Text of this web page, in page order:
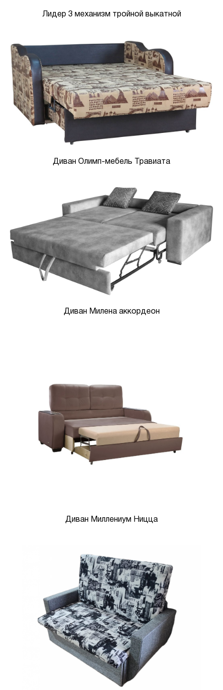
Лидер 3 механизм тройной выкатной
Диван Олимп-мебель Травиата
Диван Милена аккордеон
Диван Миллениум Ницца